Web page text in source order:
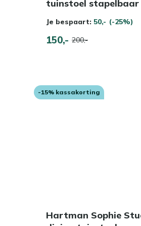
tuinstoel stapelbaar
Je bespaart: 50,- (-25%)
150,- 200,-
-15% kassakorting
Hartman Sophie